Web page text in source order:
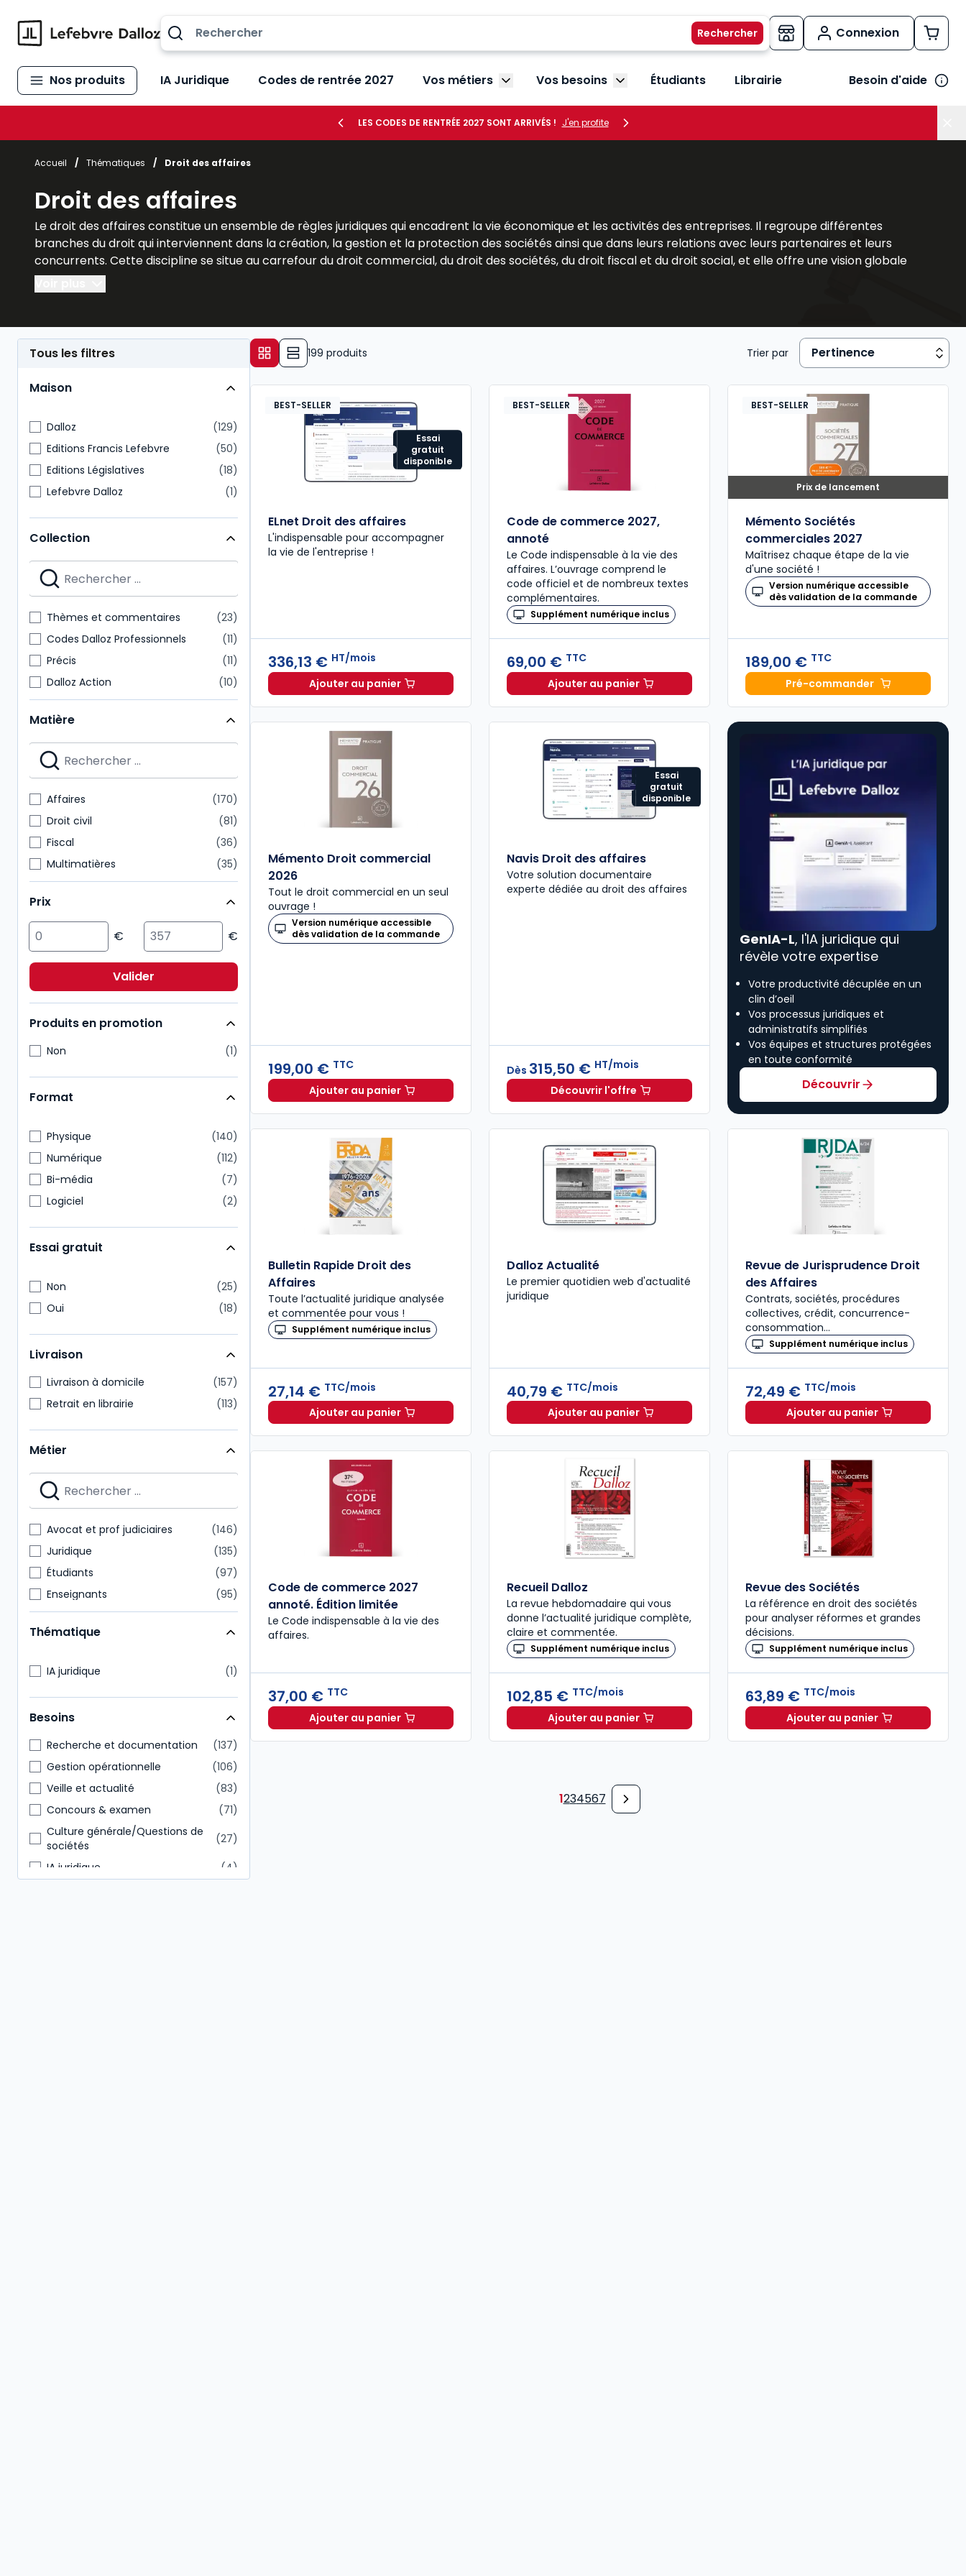
Connexion
Nos produits IA Juridique Codes de rentrée 2027 Vos métiers Afficher le sous-menu Vos métiers
Vos besoins Afficher le sous-menu Vos besoins
Étudiants Librairie Besoin d'aide
LES CODES DE RENTRÉE 2027 SONT ARRIVÉS ! J'en profite
Accueil / Thématiques / Droit des affaires
Droit des affaires
Le droit des affaires constitue un ensemble de règles juridiques qui encadrent la vie économique et les activités des entreprises. Il regroupe différentes
branches du droit qui interviennent dans la création, la gestion et la protection des sociétés ainsi que dans leurs relations avec leurs partenaires et leurs
concurrents. Cette discipline se situe au carrefour du droit commercial, du droit des sociétés, du droit fiscal et du droit social, et elle offre une vision globale
indispensable à la compréhension du monde des affaires. Pour les étudiants, le droit des affaires est une matière structurante qui permet de saisir les
interactions entre différentes spécialités juridiques. Pour les praticiens et les dirigeants, il s’agit d’un outil stratégique garantissant sécurité, efficacité et
droit des affaires et son application pratique.
Tous les filtres
Maison
Dalloz
129
Editions Francis Lefebvre
50
Editions Législatives
18
Lefebvre Dalloz
1
Collection
Thèmes et commentaires
23
Codes Dalloz Professionnels
11
Précis
11
Dalloz Action
10
Mémentos pratiques
10
Cours
6
Dossiers pratiques
6
Dalloz Référence
Matière
Affaires
170
Droit civil
81
Fiscal
36
Multimatières
35
Droit public
27
International
23
20
Social
20
Droit comptable
10
Prix
Valider
Produits en promotion
Non 1
Format
Physique
140
Numérique
112
Bi-média
7
Logiciel
2
Essai gratuit
Non
25
Oui
18
Livraison
Livraison à domicile
157
Retrait en librairie
113
Métier
Avocat et prof judiciaires
146
Juridique
135
Étudiants
97
Enseignants
95
Expert-comptable
77
Direction générale
68
Commissaire aux comptes
65
Administratif et financier
62
Conseiller en gestion patrimoine
24
Thématique
IA juridique 1
Besoins
Recherche et documentation
137
Gestion opérationnelle
106
Veille et actualité
83
Concours & examen
71
Culture générale/Questions de
sociétés
27
IA juridique
4
199 produits Trier par
Essai
gratuit
disponible
BEST-SELLER
ELnet Droit des affaires
L'indispensable pour accompagner
la vie de l'entreprise !
336,13 € HT/mois
Ajouter au panierELnet Droit des affaires à 336,13 € HT/mois
BEST-SELLER
Code de commerce 2027,
annoté
Le Code indispensable à la vie des
affaires. L’ouvrage comprend le
code officiel et de nombreux textes
complémentaires.
Supplément numérique inclus
69,00 € TTC
Ajouter au panierCode de commerce 2027, annoté à 69,00 € TTC
Prix de lancement
BEST-SELLER
Mémento Sociétés
commerciales 2027
Maîtrisez chaque étape de la vie
d'une société !
Version numérique accessible
dès validation de la commande
189,00 € TTC
Pré-commanderMémento Sociétés
Mémento Droit commercial
2026
Tout le droit commercial en un seul
ouvrage !
Version numérique accessible
dès validation de la commande
199,00 € TTC
Ajouter au panierMémento Droit commercial 2026 à 199,00 € TTC
Essai
gratuit
disponible
Navis Droit des affaires
Votre solution documentaire
experte dédiée au droit des affaires
Dès 315,50 € HT/mois
Découvrir l'offreNavis Droit des affaires à partir de
GenIA-L, l'IA juridique qui
révèle votre expertise
Votre productivité décuplée en un
clin d’oeil
Vos processus juridiques et
administratifs simplifiés
Vos équipes et structures protégées
en toute conformité
Découvrir
Bulletin Rapide Droit des
Affaires
Toute l’actualité juridique analysée
et commentée pour vous !
Supplément numérique inclus
27,14 € TTC/mois
Ajouter au panierBulletin Rapide Droit des Affaires à 27,14 € TTC/mois
Dalloz Actualité
Le premier quotidien web d'actualité
juridique
40,79 € TTC/mois
Ajouter au panierDalloz Actualité à 40,79 € TTC/mois
Revue de Jurisprudence Droit
des Affaires
Contrats, sociétés, procédures
collectives, crédit, concurrence-
consommation…
Supplément numérique inclus
72,49 € TTC/mois
Ajouter au panier
Revue de
Code de commerce 2027
annoté. Édition limitée
Le Code indispensable à la vie des
affaires.
37,00 € TTC
Ajouter au panierCode de commerce 2027 annoté. Édition limitée à 37,00 € TTC
Recueil Dalloz
La revue hebdomadaire qui vous
donne l’actualité juridique complète,
claire et commentée.
Supplément numérique inclus
102,85 € TTC/mois
Ajouter au panierRecueil Dalloz à 102,85 € TTC/mois
Revue des Sociétés
La référence en droit des sociétés
pour analyser réformes et grandes
décisions.
Supplément numérique inclus
63,89 € TTC/mois
Ajouter au panierRevue des Sociétés à
1234567